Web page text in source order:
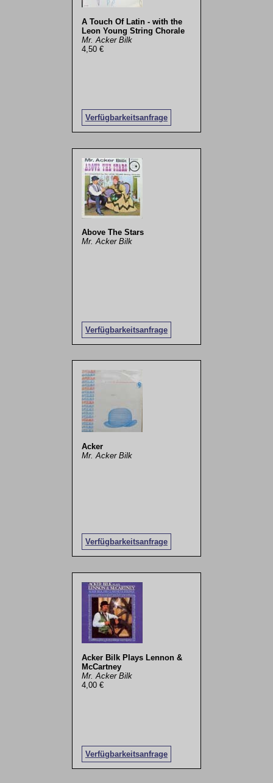
A Touch Of Latin - with the
Leon Young String Chorale
Mr. Acker Bilk
4,50 €
Verfügbarkeitsanfrage
Above The Stars
Mr. Acker Bilk
Verfügbarkeitsanfrage
Acker
Mr. Acker Bilk
Verfügbarkeitsanfrage
Acker Bilk Plays Lennon &
McCartney
Mr. Acker Bilk
4,00 €
Verfügbarkeitsanfrage